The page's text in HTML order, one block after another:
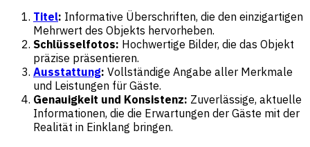
Titel: Informative Überschriften, die den einzigartigen
Mehrwert des Objekts hervorheben.
Schlüsselfotos: Hochwertige Bilder, die das Objekt
präzise präsentieren.
Ausstattung: Vollständige Angabe aller Merkmale
und Leistungen für Gäste.
Genauigkeit und Konsistenz: Zuverlässige, aktuelle
Informationen, die die Erwartungen der Gäste mit der
Realität in Einklang bringen.